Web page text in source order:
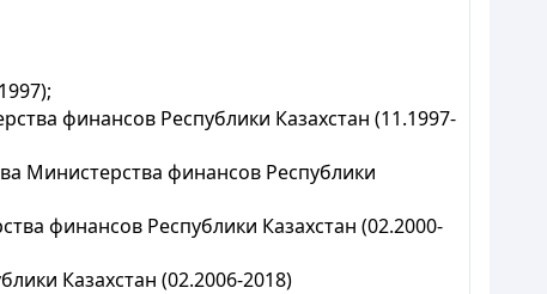
финансов Республики Казахстан (11.1997-
Министерства финансов Республики
финансов Республики Казахстан (02.2000-
Казахстан (02.2006-2018)